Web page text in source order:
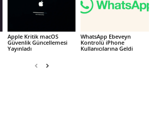
Apple Kritik macOS
Güvenlik Güncellemesi
Yayınladı
WhatsApp Ebeveyn
Kontrolü iPhone
Kullanıcılarına Geldi